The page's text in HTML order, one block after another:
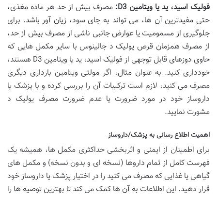
فولیک اسید، ید یا ویتامین D3:
مصرف بیش از حد هر ماده مغذی،
حتی مفیدترین آن ها، می تواند به جای سود، زیان آور باشد. برای
جلوگیری از مسمومیت یا عوارض جانبی ناشی از مصرف بیش از حد،
از مصرف همزمان قرص یولیک د جالینوس با سایر مکمل هایی که
حاوی دوزهای قابل توجهی از فولیک اسید، ید یا ویتامین D3 هستند،
خودداری کنید. به عنوان مثال، اگر مولتی ویتامین بارداری دیگری
مصرف می کنید، لازم است ترکیبات آن را بررسی کرده و با پزشک یا
داروساز خود در مورد ضرورت یا عدم ضرورت مصرف یولیک د
مشورت نمایید.
اهمیت اطلاع رسانی به پزشک/داروساز
برای اطمینان از ایمنی و اثربخشی حداکثری مکمل ها، همیشه یک
فهرست کامل از تمام داروها (نسخه ای و بدون نسخه) و مکمل های
گیاهی یا غذایی که مصرف می کنید را در اختیار پزشک یا داروساز خود
قرار دهید. این اطلاعات به آن ها کمک می کند تا بهترین توصیه ها را